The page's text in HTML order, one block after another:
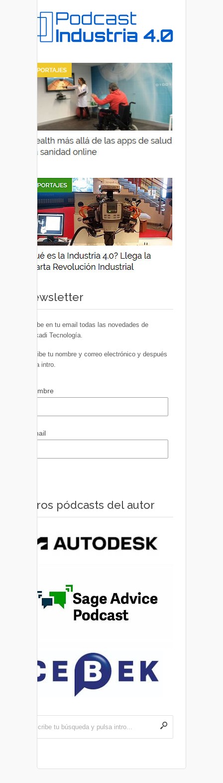
Newsletter
Recibe en tu email todas las novedades de
Euskadi Tecnología.
Escribe tu nombre y correo electrónico y después
pulsa intro.
Nombre
Email
Otros pódcasts del autor